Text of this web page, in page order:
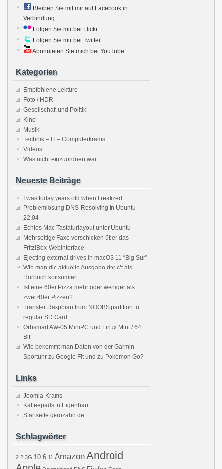
Bleiben Sie mit mir auf Facebook in
Verbindung
Folgen Sie mir bei Flickr
Folgen Sie mir bei Twitter
Abonnieren Sie mich bei YouTube
Kategorien
Empfohlene Lektüre
Foto / HDR
Gesellschaft und Politik
Kino
Musik
Technik – IT – Computerkrams
Videos
Was nicht einzuordnen war
Neueste Beiträge
I was today years old when I realized …
Problemlösung DNS-Resolving in Ubuntu
22.04
Echtes Mac-Tastaturlayout unter Ubuntu
Mehrseitige Faxe verschicken über das
Fritz!Box-Webinterface
Ejecting external drives in macOS 11 “Big Sur”
Wie man die aktuelle Ausgabe der c’t als
Hörbuch konsumiert
Ist eine 60er Pizza mehr oder weniger als
zwei 40er Pizzen?
Transfer Raspbian from NOOBS partition to
regular SD Card
Orbsmart AW-05 MiniPC und Linux Mint / 64
Bit
Wie bekommt man Daten von der Garmin-
Sportuhr zu Google Fit und zu Pokémon Go?
Links
Joomla-Krams
Kaffeepads in Eigenbau
Startseite gerozahn.de
Schlagwörter
2.2 3G 10.6 11 AmazonAndroid